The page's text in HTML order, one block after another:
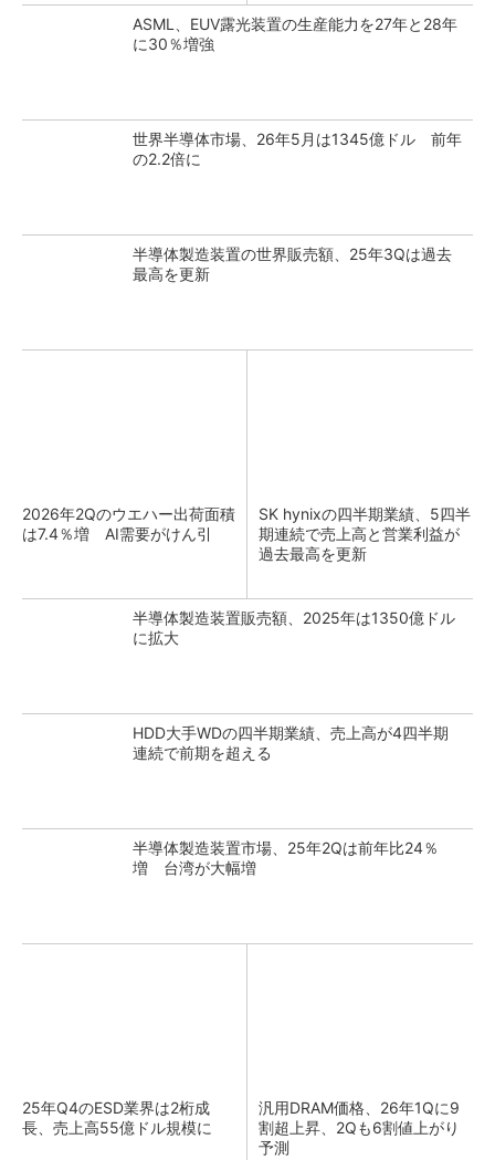
ASML、EUV露光装置の生産能力を27年と28年
に30％増強
世界半導体市場、26年5月は1345億ドル 前年
の2.2倍に
半導体製造装置の世界販売額、25年3Qは過去
最高を更新
2026年2Qのウエハー出荷面積
は7.4％増 AI需要がけん引
SK hynixの四半期業績、5四半
期連続で売上高と営業利益が
過去最高を更新
半導体製造装置販売額、2025年は1350億ドル
に拡大
HDD大手WDの四半期業績、売上高が4四半期
連続で前期を超える
半導体製造装置市場、25年2Qは前年比24％
増 台湾が大幅増
25年Q4のESD業界は2桁成
長、売上高55億ドル規模に
汎用DRAM価格、26年1Qに9
割超上昇、2Qも6割値上がり
予測